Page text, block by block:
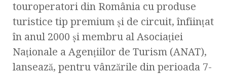
touroperatori din România cu produse
turistice tip premium și de circuit, înființat
în anul 2000 și membru al Asociației
Naționale a Agențiilor de Turism (ANAT),
lansează, pentru vânzările din perioada 7-